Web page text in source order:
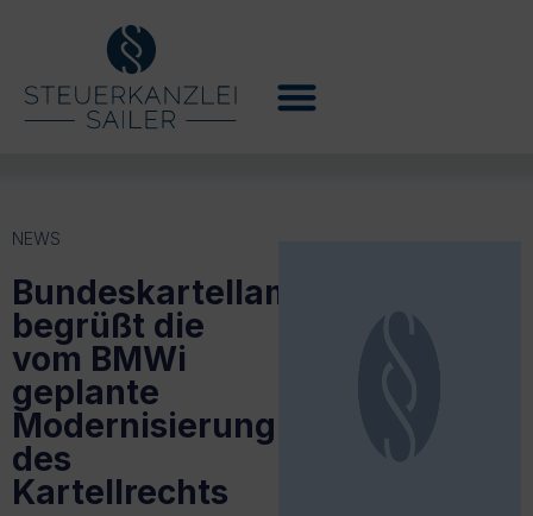
NEWS
Bundeskartellamt
begrüßt die
vom BMWi
geplante
Modernisierung
des
Kartellrechts